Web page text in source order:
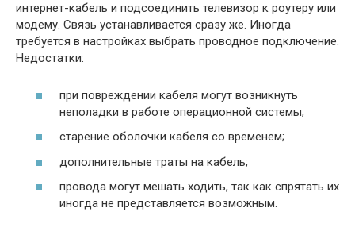
интернет-кабель и подсоединить телевизор к роутеру или
модему. Связь устанавливается сразу же. Иногда
требуется в настройках выбрать проводное подключение.
Недостатки:
при повреждении кабеля могут возникнуть
неполадки в работе операционной системы;
старение оболочки кабеля со временем;
дополнительные траты на кабель;
провода могут мешать ходить, так как спрятать их
иногда не представляется возможным.